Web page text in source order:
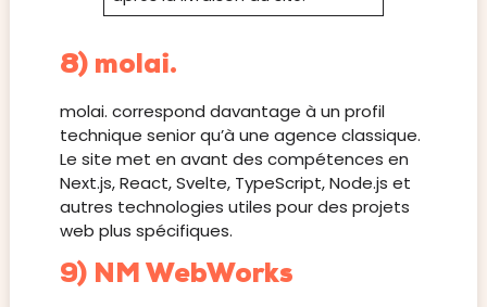
8) molai.
molai. correspond davantage à un profil
technique senior qu’à une agence classique.
Le site met en avant des compétences en
Next.js, React, Svelte, TypeScript, Node.js et
autres technologies utiles pour des projets
web plus spécifiques.
9) NM WebWorks